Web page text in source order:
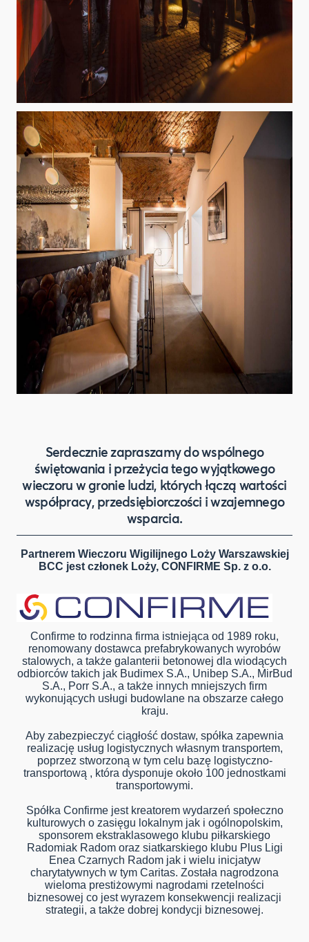
Serdecznie zapraszamy do wspólnego
świętowania i przeżycia tego wyjątkowego
wieczoru w gronie ludzi, których łączą wartości
współpracy, przedsiębiorczości i wzajemnego
wsparcia.
Partnerem Wieczoru Wigilijnego Loży Warszawskiej
BCC jest członek Loży, CONFIRME Sp. z o.o.
Confirme to rodzinna firma istniejąca od 1989 roku,
renomowany dostawca prefabrykowanych wyrobów
stalowych, a także galanterii betonowej dla wiodących
odbiorców takich jak Budimex S.A., Unibep S.A., MirBud
S.A., Porr S.A., a także innych mniejszych firm
wykonujących usługi budowlane na obszarze całego
kraju.
Aby zabezpieczyć ciągłość dostaw, spółka zapewnia
realizację usług logistycznych własnym transportem,
poprzez stworzoną w tym celu bazę logistyczno-
transportową , która dysponuje około 100 jednostkami
transportowymi.
Spółka Confirme jest kreatorem wydarzeń społeczno
kulturowych o zasięgu lokalnym jak i ogólnopolskim,
sponsorem ekstraklasowego klubu piłkarskiego
Radomiak Radom oraz siatkarskiego klubu Plus Ligi
Enea Czarnych Radom jak i wielu inicjatyw
charytatywnych w tym Caritas. Została nagrodzona
wieloma prestiżowymi nagrodami rzetelności
biznesowej co jest wyrazem konsekwencji realizacji
strategii, a także dobrej kondycji biznesowej.